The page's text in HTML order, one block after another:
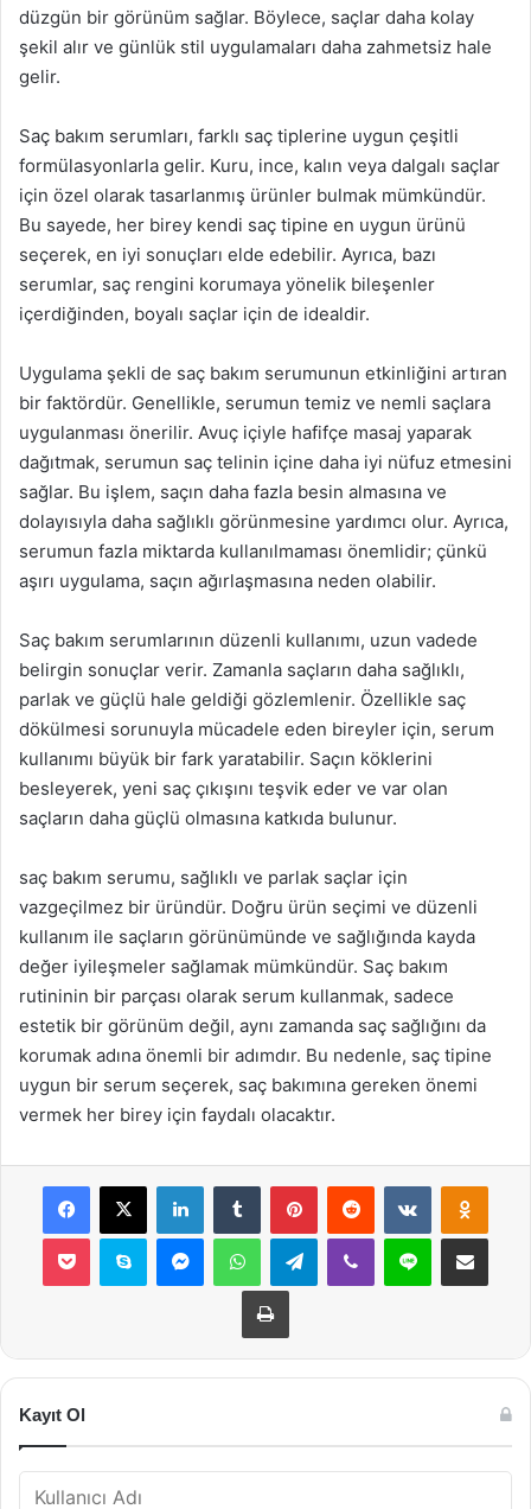
düzgün bir görünüm sağlar. Böylece, saçlar daha kolay
şekil alır ve günlük stil uygulamaları daha zahmetsiz hale
gelir.
Saç bakım serumları, farklı saç tiplerine uygun çeşitli
formülasyonlarla gelir. Kuru, ince, kalın veya dalgalı saçlar
için özel olarak tasarlanmış ürünler bulmak mümkündür.
Bu sayede, her birey kendi saç tipine en uygun ürünü
seçerek, en iyi sonuçları elde edebilir. Ayrıca, bazı
serumlar, saç rengini korumaya yönelik bileşenler
içerdiğinden, boyalı saçlar için de idealdir.
Uygulama şekli de saç bakım serumunun etkinliğini artıran
bir faktördür. Genellikle, serumun temiz ve nemli saçlara
uygulanması önerilir. Avuç içiyle hafifçe masaj yaparak
dağıtmak, serumun saç telinin içine daha iyi nüfuz etmesini
sağlar. Bu işlem, saçın daha fazla besin almasına ve
dolayısıyla daha sağlıklı görünmesine yardımcı olur. Ayrıca,
serumun fazla miktarda kullanılmaması önemlidir; çünkü
aşırı uygulama, saçın ağırlaşmasına neden olabilir.
Saç bakım serumlarının düzenli kullanımı, uzun vadede
belirgin sonuçlar verir. Zamanla saçların daha sağlıklı,
parlak ve güçlü hale geldiği gözlemlenir. Özellikle saç
dökülmesi sorunuyla mücadele eden bireyler için, serum
kullanımı büyük bir fark yaratabilir. Saçın köklerini
besleyerek, yeni saç çıkışını teşvik eder ve var olan
saçların daha güçlü olmasına katkıda bulunur.
saç bakım serumu, sağlıklı ve parlak saçlar için
vazgeçilmez bir üründür. Doğru ürün seçimi ve düzenli
kullanım ile saçların görünümünde ve sağlığında kayda
değer iyileşmeler sağlamak mümkündür. Saç bakım
rutininin bir parçası olarak serum kullanmak, sadece
estetik bir görünüm değil, aynı zamanda saç sağlığını da
korumak adına önemli bir adımdır. Bu nedenle, saç tipine
uygun bir serum seçerek, saç bakımına gereken önemi
vermek her birey için faydalı olacaktır.
Facebook
X LinkedInTumblr PinterestReddit VKontakte
Pocket Skype MessengerWhatsAppTelegramViber Line E-Posta ile
Yazdır
Kayıt Ol